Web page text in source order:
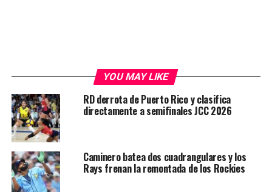
YOU MAY LIKE
RD derrota de Puerto Rico y clasifica
directamente a semifinales JCC 2026
Caminero batea dos cuadrangulares y los
Rays frenan la remontada de los Rockies